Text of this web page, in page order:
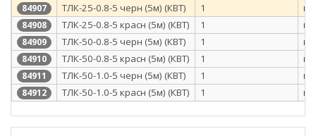
84907 ТЛК-25-0.8-5 черн (5м) (КВТ) 1 п/
84908 ТЛК-25-0.8-5 красн (5м) (КВТ) 1 п/
84909 ТЛК-50-0.8-5 черн (5м) (КВТ) 1 п/
84910 ТЛК-50-0.8-5 красн (5м) (КВТ) 1 п/
84911 ТЛК-50-1.0-5 черн (5м) (КВТ) 1 п/
84912 ТЛК-50-1.0-5 красн (5м) (КВТ) 1 п/